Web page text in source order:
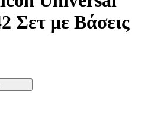
Σετ με Βάσεις